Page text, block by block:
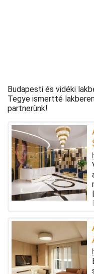
Budapesti és vidéki
Tegye ismertté
partnerünk!